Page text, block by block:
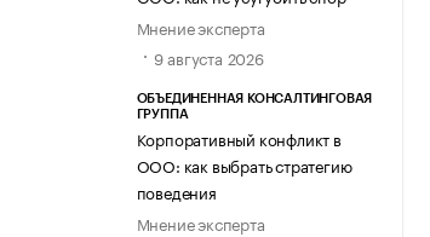
Мнение эксперта
9 августа 2026
ОБЪЕДИНЕННАЯ КОНСАЛТИНГОВАЯ
ГРУППА
Корпоративный конфликт в
ООО: как выбрать стратегию
поведения
Мнение эксперта